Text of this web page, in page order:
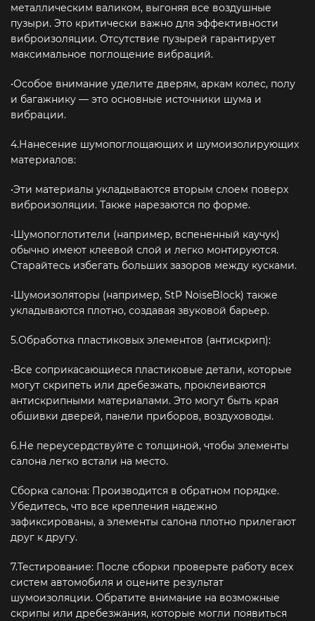
металлическим валиком, выгоняя все воздушные
пузыри. Это критически важно для эффективности
виброизоляции. Отсутствие пузырей гарантирует
максимальное поглощение вибраций.
•Особое внимание уделите дверям, аркам колес, полу
и багажнику — это основные источники шума и
вибрации.
4.Нанесение шумопоглощающих и шумоизолирующих
материалов:
•Эти материалы укладываются вторым слоем поверх
виброизоляции. Также нарезаются по форме.
•Шумопоглотители (например, вспененный каучук)
обычно имеют клеевой слой и легко монтируются.
Старайтесь избегать больших зазоров между кусками.
•Шумоизоляторы (например, StP NoiseBlock) также
укладываются плотно, создавая звуковой барьер.
5.Обработка пластиковых элементов (антискрип):
•Все соприкасающиеся пластиковые детали, которые
могут скрипеть или дребезжать, проклеиваются
антискрипными материалами. Это могут быть края
обшивки дверей, панели приборов, воздуховоды.
6.Не переусердствуйте с толщиной, чтобы элементы
салона легко встали на место.
Сборка салона: Производится в обратном порядке.
Убедитесь, что все крепления надежно
зафиксированы, а элементы салона плотно прилегают
друг к другу.
7.Тестирование: После сборки проверьте работу всех
систем автомобиля и оцените результат
шумоизоляции. Обратите внимание на возможные
скрипы или дребезжания, которые могли появиться